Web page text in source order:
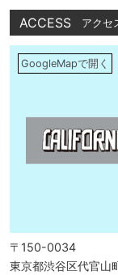
ACCESS アクセ
GoogleMapで開く
〒150-0034
東京都渋谷区代官山